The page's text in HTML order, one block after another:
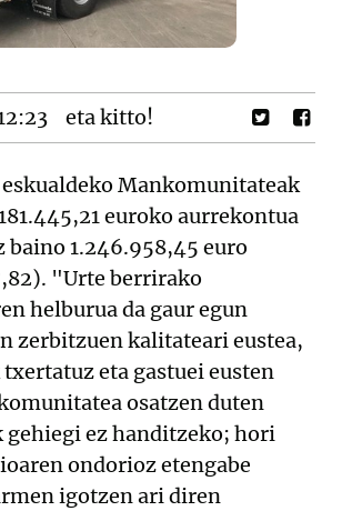
eta kitto!
Mankomunitateak
euroko aurrekontua
baino 1.246.958,45 euro
"Urte berrirako
helburua da gaur egun
zerbitzuen kalitateari eustea,
eta gastuei eusten
osatzen duten
gehiegi ez handitzeko; hori
ondorioz etengabe
igotzen ari diren